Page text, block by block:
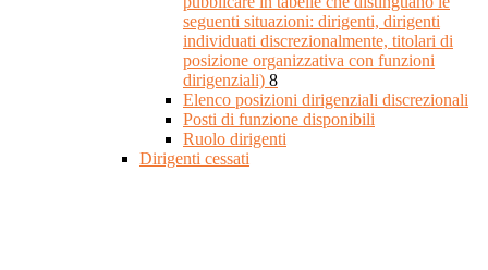
seguenti situazioni: dirigenti, dirigenti
individuati discrezionalmente, titolari di
posizione organizzativa con funzioni
dirigenziali) 8
Elenco posizioni dirigenziali discrezionali
Posti di funzione disponibili
Ruolo dirigenti
Dirigenti cessati